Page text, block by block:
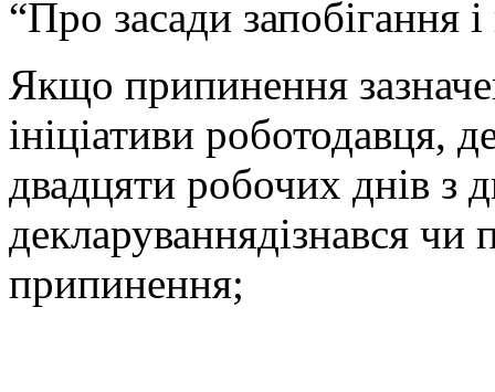
“Про засади запобігання і
Якщо припинення
ініціативи роботодавця,
двадцяти робочих днів з
декларуваннядізнався чи
припинення;